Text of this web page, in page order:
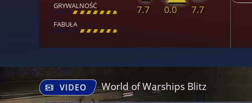
GRYWALNOŚĆ
[ \ \ \ \ \ \ \ \ ]
FABUŁA
[ \ \ \ \ \ \ \ \ ]
7.7 0.0 7.7
VIDEO World of Warships Blitz